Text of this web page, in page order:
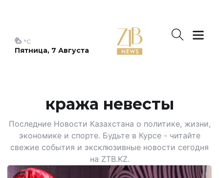
Пятница, 7 Августа
°C
кража невесты
Последние Новости Казахстана о политике, жизни,
экономике и спорте. Будьте в Курсе - читайте
свежие события и эксклюзивные новости сегодня
на ZTB.KZ.